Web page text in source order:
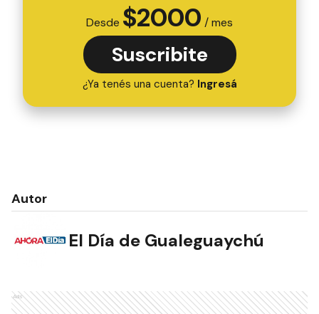
Desde $2000 / mes
Suscribite
¿Ya tenés una cuenta? Ingresá
Autor
El Día de Gualeguaychú
Ads